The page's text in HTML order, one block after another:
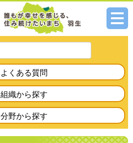
メニ
よくある質問
組織から探す
分野から探す